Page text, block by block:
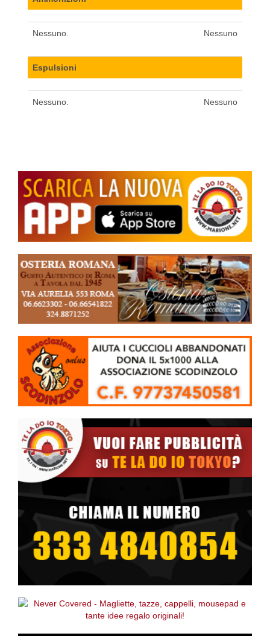
Nessuno. Nessuno
Espulsioni
Nessuno. Nessuno